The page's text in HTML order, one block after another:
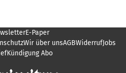
E-Paper
Wir über unsAGBWiderrufJobs
Kündigung Abo